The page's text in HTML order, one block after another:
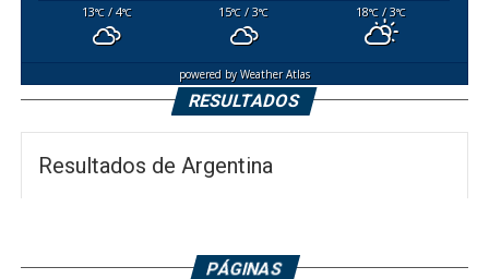
13°C/ 4°C 15°C / 3°C 18°C / 3°C
powered byWeather Atlas
RESULTADOS
Resultados de Argentina
PÁGINAS